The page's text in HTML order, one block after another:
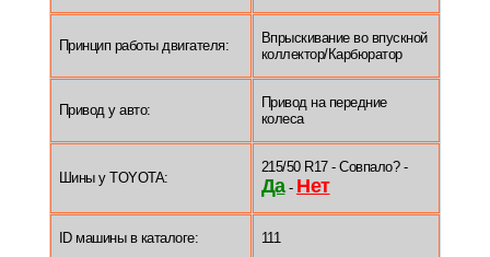
Принцип работы двигателя:
Впрыскивание во впускной
коллектор/Карбюратор
Привод у авто:
Привод на передние
колеса
Шины у TOYOTA:
215/50 R17 - Совпало? -
Да- Нет
ID машины в каталоге: 111